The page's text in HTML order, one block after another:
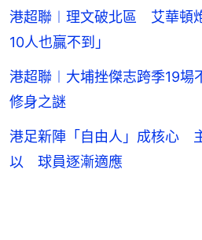
港超聯︱理文破北區 艾華頓
10人也贏不到」
港超聯︱大埔挫傑志跨季19
修身之謎
港足新陣「自由人」成核心
以 球員逐漸適應